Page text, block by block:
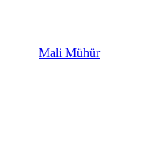
Mali Mühür